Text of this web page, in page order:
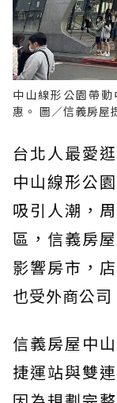
中山線形公園帶
惠。 圖／信義房屋
台北人最愛
中山線形公
吸引人潮，
區，信義房
影響房市，
也受外商公司
信義房屋中
捷運站與雙